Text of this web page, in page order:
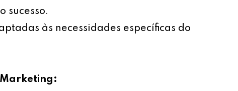
sucesso.
às necessidades específicas do